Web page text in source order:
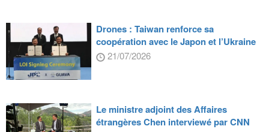
Drones : Taiwan renforce sa
coopération avec le Japon et l’Ukraine
21/07/2026
Le ministre adjoint des Affaires
étrangères Chen interviewé par CNN